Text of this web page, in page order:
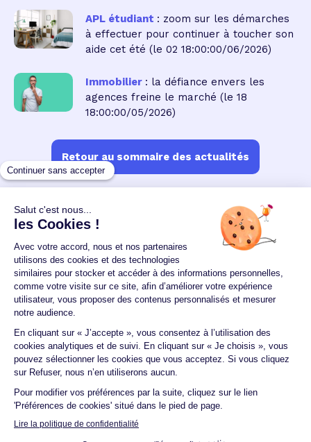
APL étudiant : zoom sur les démarches
à effectuer pour continuer à toucher son
aide cet été (le 02 18:00:00/06/2026)
Immobilier : la défiance envers les
agences freine le marché (le 18
18:00:00/05/2026)
Retour au sommaire des actualités
Un crédit vous engage et doit être remboursé.
Vérifiez vos capacités de remboursement avant de
vous engager.
Aucun versement, de quelque nature que ce soit, ne
peut être exigé d'un particulier avant l'obtention
d'un ou plusieurs prêts d'argent.
© 2026 Guide du crédit •Plan du site• Mentions
Accessibilité Contact